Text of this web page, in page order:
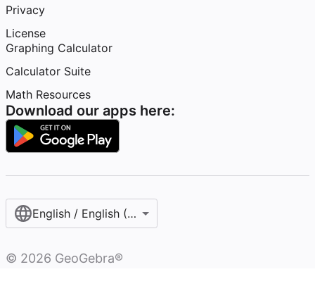
Privacy
License
Graphing Calculator
Calculator Suite
Math Resources
Download our apps here:
English / English (United States)
© 2026 GeoGebra®